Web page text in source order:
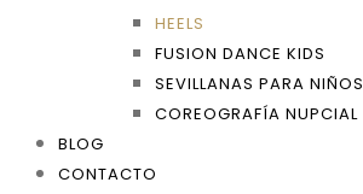
HEELS
FUSION DANCE KIDS
SEVILLANAS PARA NIÑOS
COREOGRAFÍA NUPCIAL
BLOG
CONTACTO